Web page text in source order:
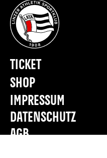
IMPRESSUM
DATENSCHUTZ
AGB
TICKET
SHOP